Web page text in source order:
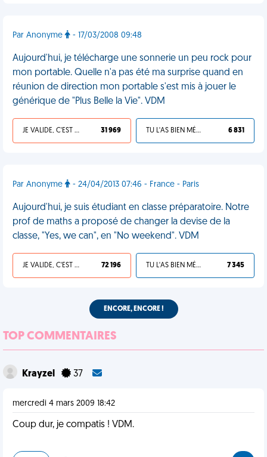
Par Anonyme - 17/03/2008 09:48
Aujourd'hui, je télécharge une sonnerie un peu rock pour
mon portable. Quelle n'a pas été ma surprise quand en
réunion de direction mon portable s'est mis à jouer le
générique de "Plus Belle la Vie". VDM
JE VALIDE, C'EST UNE VDM 31 969 TU L'AS BIEN MÉRITÉ 6 831
Par Anonyme - 24/04/2013 07:46 - France - Paris
Aujourd'hui, je suis étudiant en classe préparatoire. Notre
prof de maths a proposé de changer la devise de la
classe, "Yes, we can", en "No weekend". VDM
JE VALIDE, C'EST UNE VDM 72 196 TU L'AS BIEN MÉRITÉ 7 345
ENCORE, ENCORE !
TOP COMMENTAIRES
Krayzel 37
mercredi 4 mars 2009 18:42
Coup dur, je compatis ! VDM.